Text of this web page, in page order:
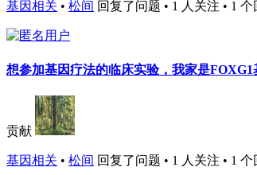
基因相关 • 松间 回复了问题 • 1 人关注 • 1 个
想参加基因疗法的临床实验，我家是
贡献
基因相关 • 松间 回复了问题 • 1 人关注 • 1 个